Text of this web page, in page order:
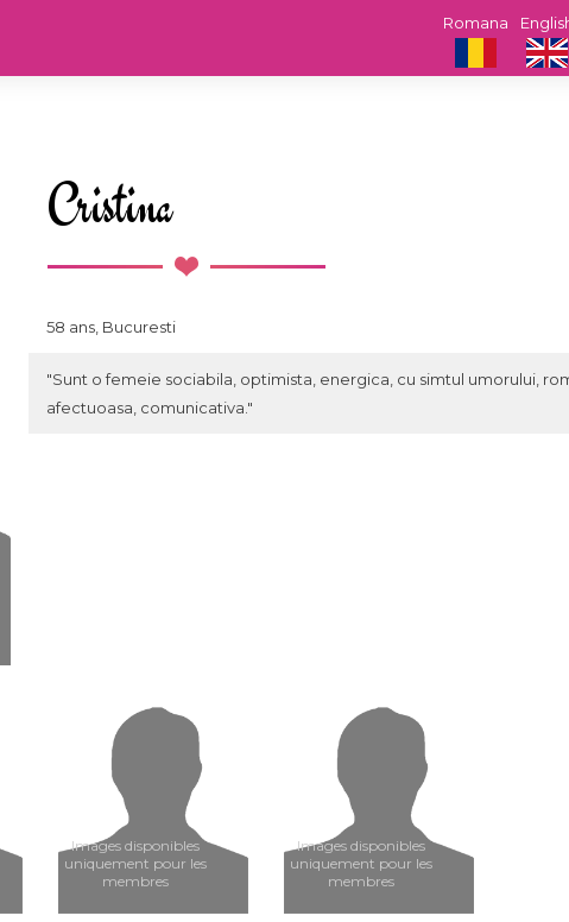
Romana
Cristina
58 ans, Bucuresti
"Sunt o femeie sociabila, optimista, energica, cu simtul umorului,
afectuoasa, comunicativa."
Images disponibles
uniquement pour les
membres
Images disponibles
uniquement pour les
membres